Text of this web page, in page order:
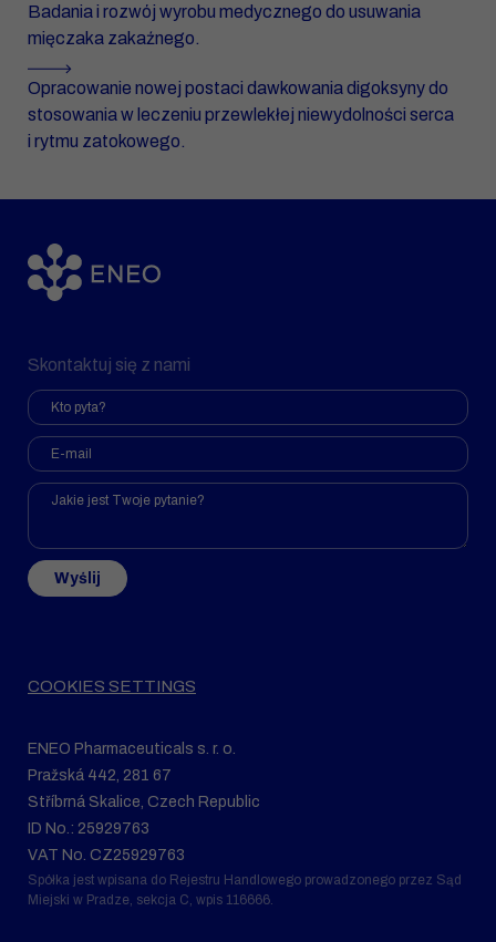
Badania i rozwój wyrobu medycznego do usuwania
mięczaka zakaźnego.
Opracowanie nowej postaci dawkowania digoksyny do
stosowania w leczeniu przewlekłej niewydolności serca
i rytmu zatokowego.
Skontaktuj się z nami
Wyślij
COOKIES SETTINGS
ENEO Pharmaceuticals s. r. o.
Pražská 442, 281 67
Stříbrná Skalice, Czech Republic
ID No.: 25929763
VAT No. CZ25929763
Spółka jest wpisana do Rejestru Handlowego prowadzonego przez Sąd
Miejski w Pradze, sekcja C, wpis 116666.